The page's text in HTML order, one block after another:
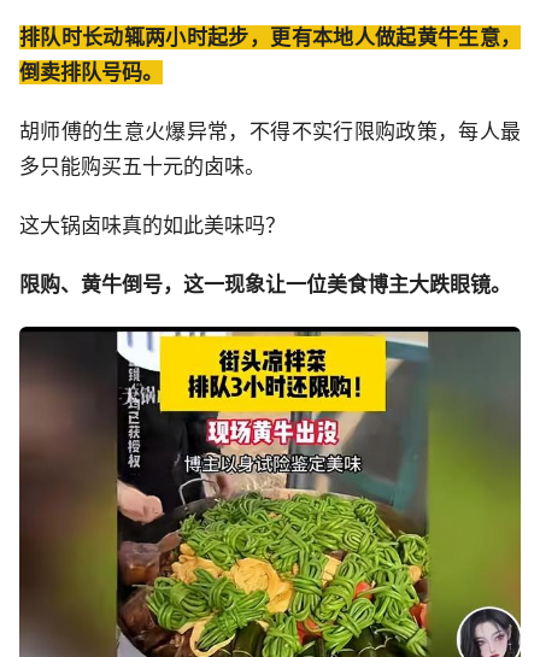
排队时长动辄两小时起步，更有本地人做起黄牛生意，
倒卖排队号码。
胡师傅的生意火爆异常，不得不实行限购政策，每人最
多只能购买五十元的卤味。
这大锅卤味真的如此美味吗？
限购、黄牛倒号，这一现象让一位美食博主大跌眼镜。